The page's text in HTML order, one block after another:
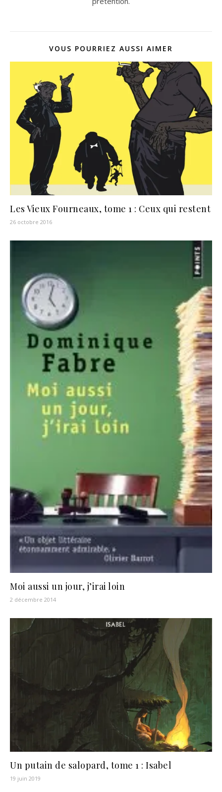
VOUS POURRIEZ AUSSI AIMER
Les Vieux Fourneaux, tome 1 : Ceux qui restent
26 octobre 2016
Moi aussi un jour, j’irai loin
2 décembre 2014
Un putain de salopard, tome 1 : Isabel
19 juin 2019